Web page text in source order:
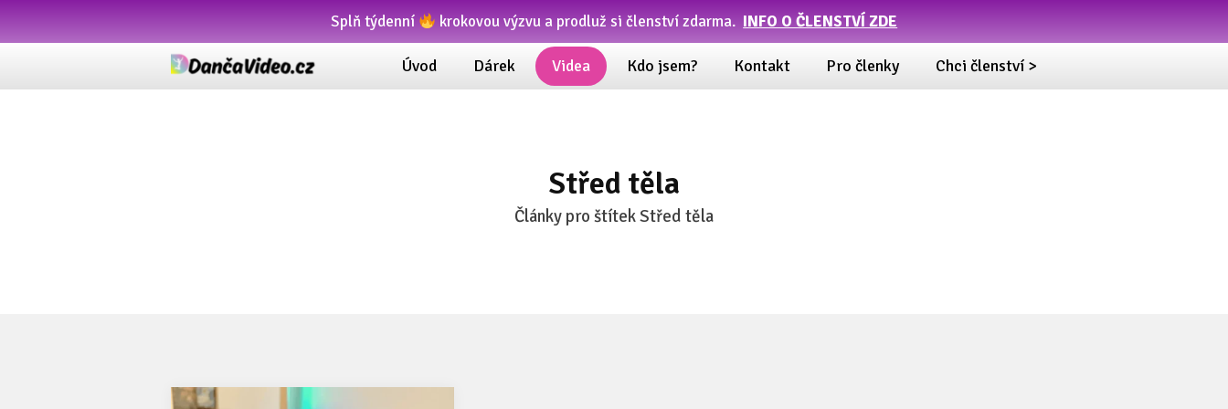
Splň týdenní krokovou výzvu a prodluž si členství zdarma. INFO O ČLENSTVÍ ZDE
Úvod Dárek Videa Kdo jsem? Kontakt Pro členky Chci členství >
Střed těla
Články pro štítek Střed těla